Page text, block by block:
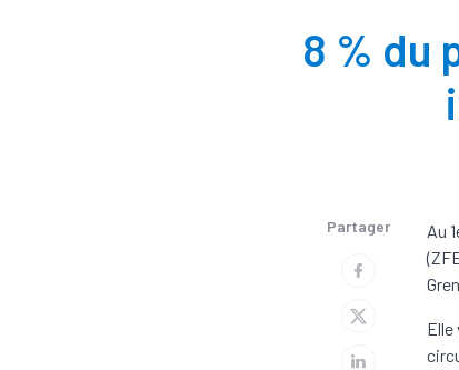
8 % du
Partager
Au
Elle